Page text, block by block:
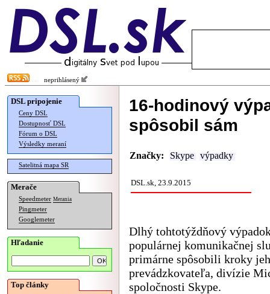
neprihlásený
DSL pripojenie
Ceny DSL
Dostupnosť DSL
Fórum o DSL
Výsledky meraní
Satelitná mapa SR
Merače
Speedmeter Merania
Pingmeter
Googlemeter
Hľadanie
Top články
16-hodinový
spôsobil sám
Značky: Skype výpadky
DSL.sk, 23.9.2015
Dlhý tohtotýždňový
populárnej komunikačnej
primárne spôsobili kroky
prevádzkovateľa, divízie
spoločnosti Skype.